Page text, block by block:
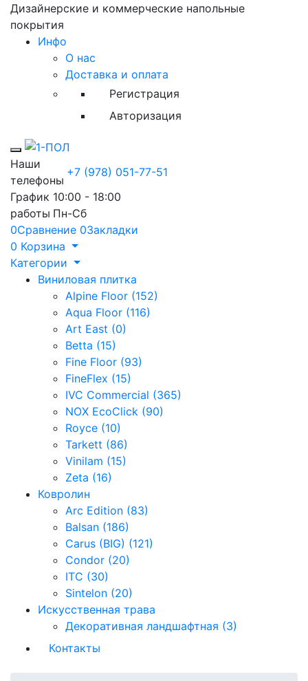
Дизайнерские и коммерческие напольные
покрытия
Инфо
О нас
Доставка и оплата
Регистрация
Авторизация
Toggle mobile menu
Наши
телефоны
+7 (978) 051-77-51
График
работы
10:00 - 18:00
Пн-Сб
0Сравнение 0Закладки
0 Корзина
Категории
Виниловая плитка
Alpine Floor (152)
Aqua Floor (116)
Art East (0)
Betta (15)
Fine Floor (93)
FineFlex (15)
IVC Commercial (365)
NOX EcoClick (90)
Royce (10)
Tarkett (86)
Vinilam (15)
Zeta (16)
Ковролин
Arc Edition (83)
Balsan (186)
Carus (BIG) (121)
Condor (20)
ITC (30)
Sintelon (20)
Искусственная трава
Декоративная ландшафтная (3)
Контакты